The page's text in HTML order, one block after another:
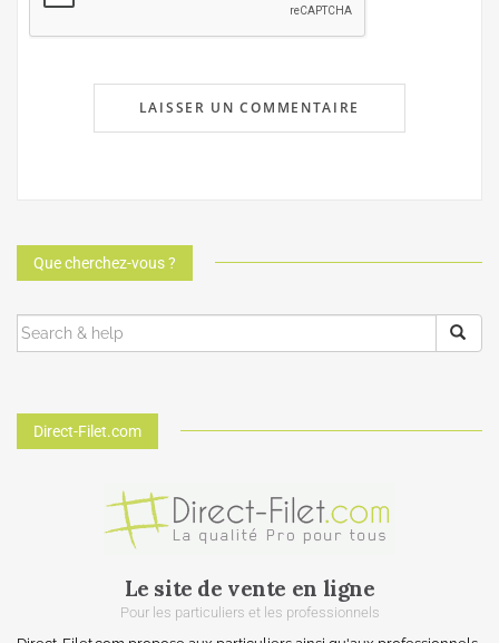
Que cherchez-vous ?
Direct-Filet.com
Le site de vente en ligne
Pour les particuliers et les professionnels